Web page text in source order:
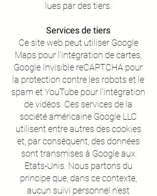
lues par des tiers.
Services de tiers
Ce site web peut utiliser Google
Maps pour l’intégration de cartes,
Google Invisible reCAPTCHA pour
la protection contre les robots et le
spam et YouTube pour l’intégration
de vidéos. Ces services de la
société américaine Google LLC
utilisent entre autres des cookies
et, par conséquent, des données
sont transmises à Google aux
Etats-Unis. Nous partons du
principe que, dans ce contexte,
aucun suivi personnel n’est